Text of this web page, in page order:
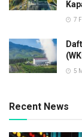
7
5
Recent News